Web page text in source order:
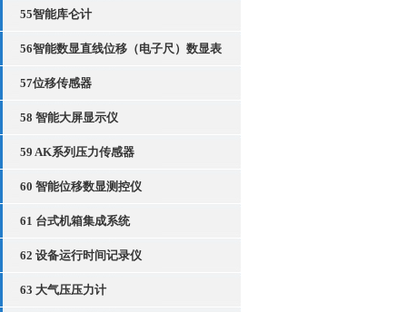
55智能库仑计
56智能数显直线位移（电子尺）数显表
57位移传感器
58 智能大屏显示仪
59 AK系列压力传感器
60 智能位移数显测控仪
61 台式机箱集成系统
62 设备运行时间记录仪
63 大气压压力计